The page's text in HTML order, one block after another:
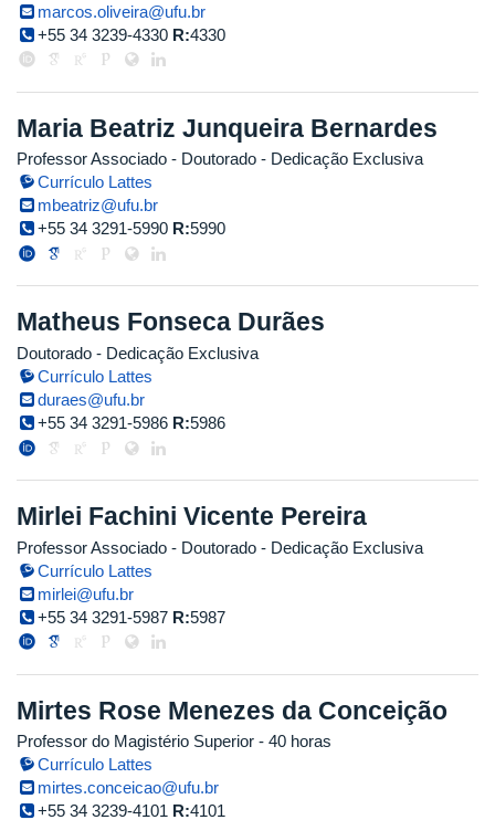
marcos.oliveira@ufu.br
+55 34 3239-4330 R:4330
Maria Beatriz Junqueira Bernardes
Professor Associado - Doutorado - Dedicação Exclusiva
Currículo Lattes
mbeatriz@ufu.br
+55 34 3291-5990 R:5990
Matheus Fonseca Durães
Doutorado - Dedicação Exclusiva
Currículo Lattes
duraes@ufu.br
+55 34 3291-5986 R:5986
Mirlei Fachini Vicente Pereira
Professor Associado - Doutorado - Dedicação Exclusiva
Currículo Lattes
mirlei@ufu.br
+55 34 3291-5987 R:5987
Mirtes Rose Menezes da Conceição
Professor do Magistério Superior - 40 horas
Currículo Lattes
mirtes.conceicao@ufu.br
+55 34 3239-4101 R:4101